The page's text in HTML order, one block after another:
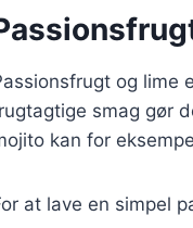
og lime
smag gør
kan for
at lave en simpel